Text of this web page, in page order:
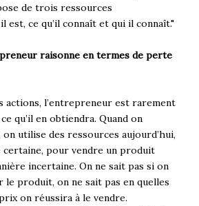
de trois ressources
est, ce qu’il connaît et qui il connaît."
raisonne en termes de perte
actions, l’entrepreneur est rarement
qu’il en obtiendra. Quand on
utilise des ressources aujourd’hui,
certaine, pour vendre un produit
incertaine. On ne sait pas si on
le produit, on ne sait pas en quelles
on réussira à le vendre.